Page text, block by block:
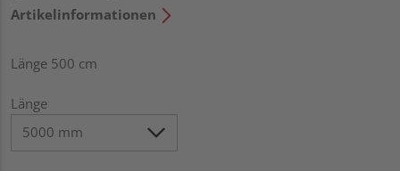
Artikelinformationen
Länge 500 cm
Länge